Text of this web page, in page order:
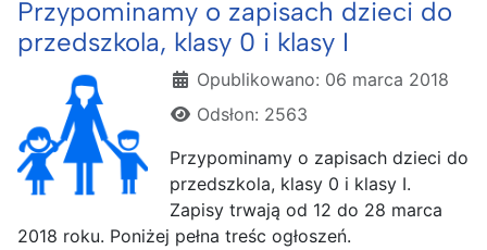
Przypominamy o zapisach dzieci do
przedszkola, klasy 0 i klasy I
Szczegóły
Opublikowano: 06 marca 2018
Odsłon: 2563
Przypominamy o zapisach dzieci do
przedszkola, klasy 0 i klasy I.
Zapisy trwają od 12 do 28 marca
2018 roku. Poniżej pełna treśc ogłoszeń.